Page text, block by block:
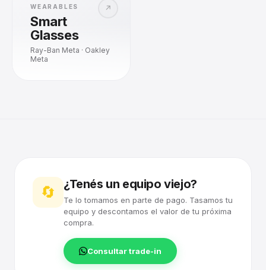
↗
WEARABLES
Smart
Glasses
Ray-Ban Meta · Oakley
Meta
🔄 ¿Tenés un equipo viejo?
Te lo tomamos en parte de pago. Tasamos tu
equipo y descontamos el valor de tu próxima
compra.
Consultar trade-in